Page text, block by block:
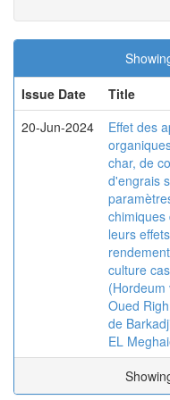
Issue Date
Title
20-Jun-2024
Effet des
char, de
d'engrais
chimiques
leurs
culture
(Hordeum
Oued
de
EL